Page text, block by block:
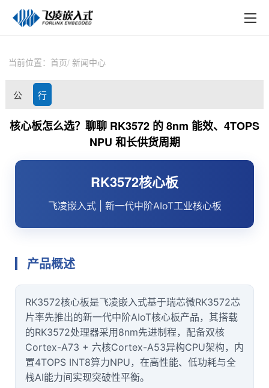
技术与支持
在线文档
方案定制
天猫商城
新闻中心
在线购买
当前位置： 首页 新闻中心
公
司
行
业
核心板怎么选？聊聊 RK3572 的 8nm 能效、4TOPS
NPU 和长供货周期
RK3572核心板
飞凌嵌入式| 新一代中阶AIoT工业核心板
产品概述
RK3572核心板是飞凌嵌入式基于瑞芯微RK3572芯
片率先推出的新一代中阶AIoT核心板产品，其搭载
的RK3572处理器采用8nm先进制程，配备双核
Cortex-A73 + 六核Cortex-A53异构CPU架构，内
置4TOPS INT8算力NPU，在高性能、低功耗与全
栈AI能力间实现突破性平衡。